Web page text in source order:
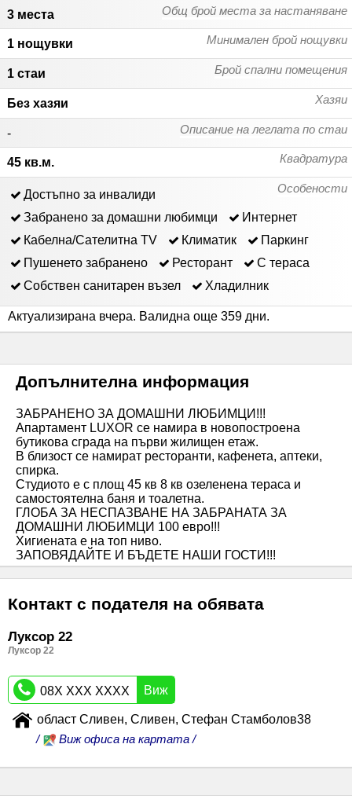
Общ брой места за настаняване
3 места
Минимален брой нощувки
1 нощувки
Брой спални помещения
1 стаи
Хазяи
Без хазяи
Описание на леглата по стаи
-
Квадратура
45 кв.м.
Особености
Достъпно за инвалиди
Забранено за домашни любимци
Интернет
Кабелна/Сателитна ТV
Климатик
Паркинг
Пушенето забранено
Ресторант
С тераса
Собствен санитарен възел
Хладилник
Актуализирана вчера. Валидна още 359 дни.
Допълнителна информация
ЗАБРАНЕНО ЗА ДОМАШНИ ЛЮБИМЦИ!!!
Апартамент LUXOR се намира в новопостроена
бутикова сграда на първи жилищен етаж.
В близост се намират ресторанти, кафенета, аптеки,
спирка.
Студиото е с площ 45 кв 8 кв озеленена тераса и
самостоятелна баня и тоалетна.
ГЛОБА ЗА НЕСПАЗВАНЕ НА ЗАБРАНАТА ЗА
ДОМАШНИ ЛЮБИМЦИ 100 евро!!!
Хигиената е на топ ниво.
ЗАПОВЯДАЙТЕ И БЪДЕТЕ НАШИ ГОСТИ!!!
Контакт с подателя на обявата
Луксор 22
Луксор 22
08X XXX XXXX Виж
област Сливен, Сливен, Стефан Стамболов38
/
Виж офиса на картата /